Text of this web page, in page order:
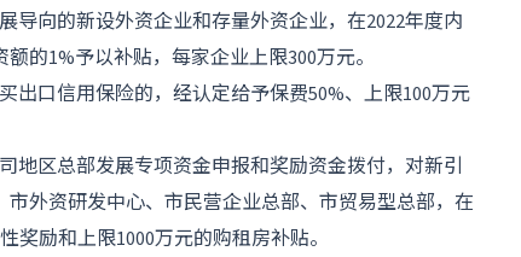
导向的新设外资企业和存量外资企业，在2022年度内
的1%予以补贴，每家企业上限300万元。
出口信用保险的，经认定给予保费50%、上限100万元
地区总部发展专项资金申报和奖励资金拨付，对新引
外资研发中心、市民营企业总部、市贸易型总部，在
励和上限1000万元的购租房补贴。